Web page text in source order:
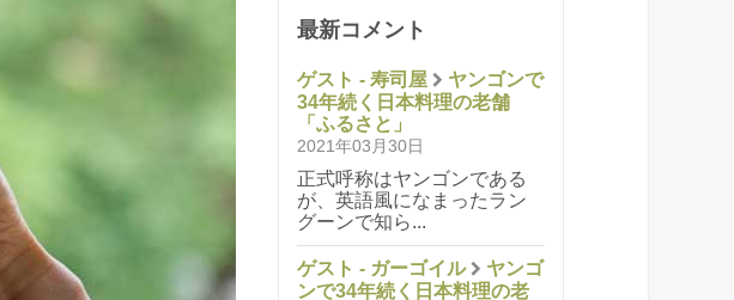
最新コメント
ゲスト - 寿司屋
ヤンゴンで
34年続く日本料理の老舗
「ふるさと」
2021年03月30日
正式呼称はヤンゴンである
が、英語風になまったラン
グーンで知ら...
ゲスト - ガーゴイル
ヤンゴ
ンで34年続く日本料理の老